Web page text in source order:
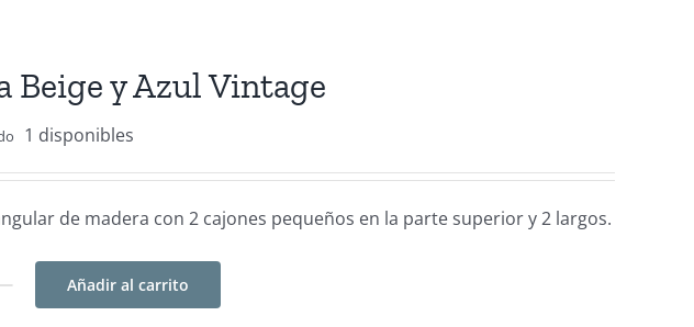
Beige y Azul Vintage
1 disponibles
de madera con 2 cajones pequeños en la parte superior y 2 largos.
Añadir al carrito